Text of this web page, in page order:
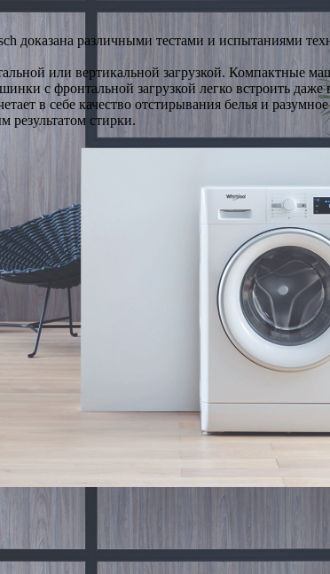
доказана различными тестами и испытаниями
или вертикальной загрузкой. Компактные
с фронтальной загрузкой легко встроить даже
в себе качество отстирывания белья и
результатом стирки.